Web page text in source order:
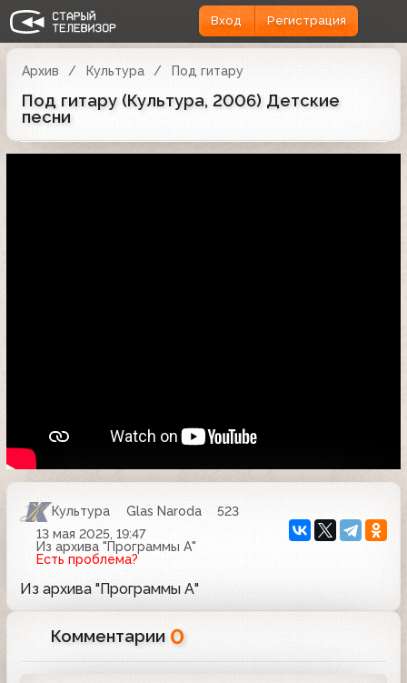
Вход Регистрация
Архив Культура Под гитару
Под гитару (Культура, 2006) Детские
песни
Культура Glas Naroda
523
13 мая 2025, 19:47
Из архива "Программы А"
Есть проблема?
Из архива "Программы А"
Комментарии 0